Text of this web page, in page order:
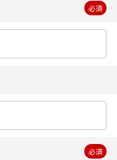
必須
必須